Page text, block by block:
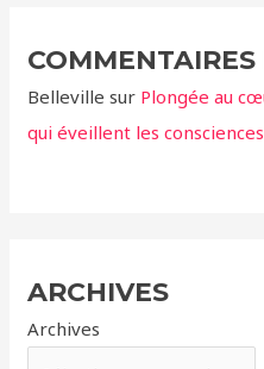
COMMENTAIRES
Belleville sur Plongée au
qui éveillent les consciences
ARCHIVES
Archives